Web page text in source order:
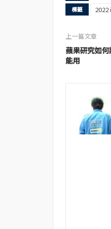
標籤 2022
上一篇文章
蘋果研究如
能用